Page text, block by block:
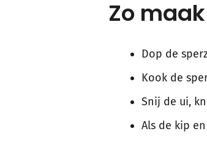
Zo
Dop de
Kook de
Snij de ui,
Als de kip